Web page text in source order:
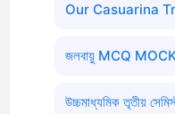
Our Casuarina
জলবায়ু MCQ
উচ্চমাধ্যমিক তৃতীয়